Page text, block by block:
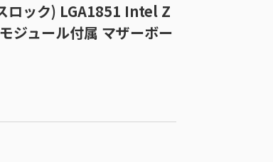
ロック) LGA1851 Intel Z
ュール付属 マザーボー